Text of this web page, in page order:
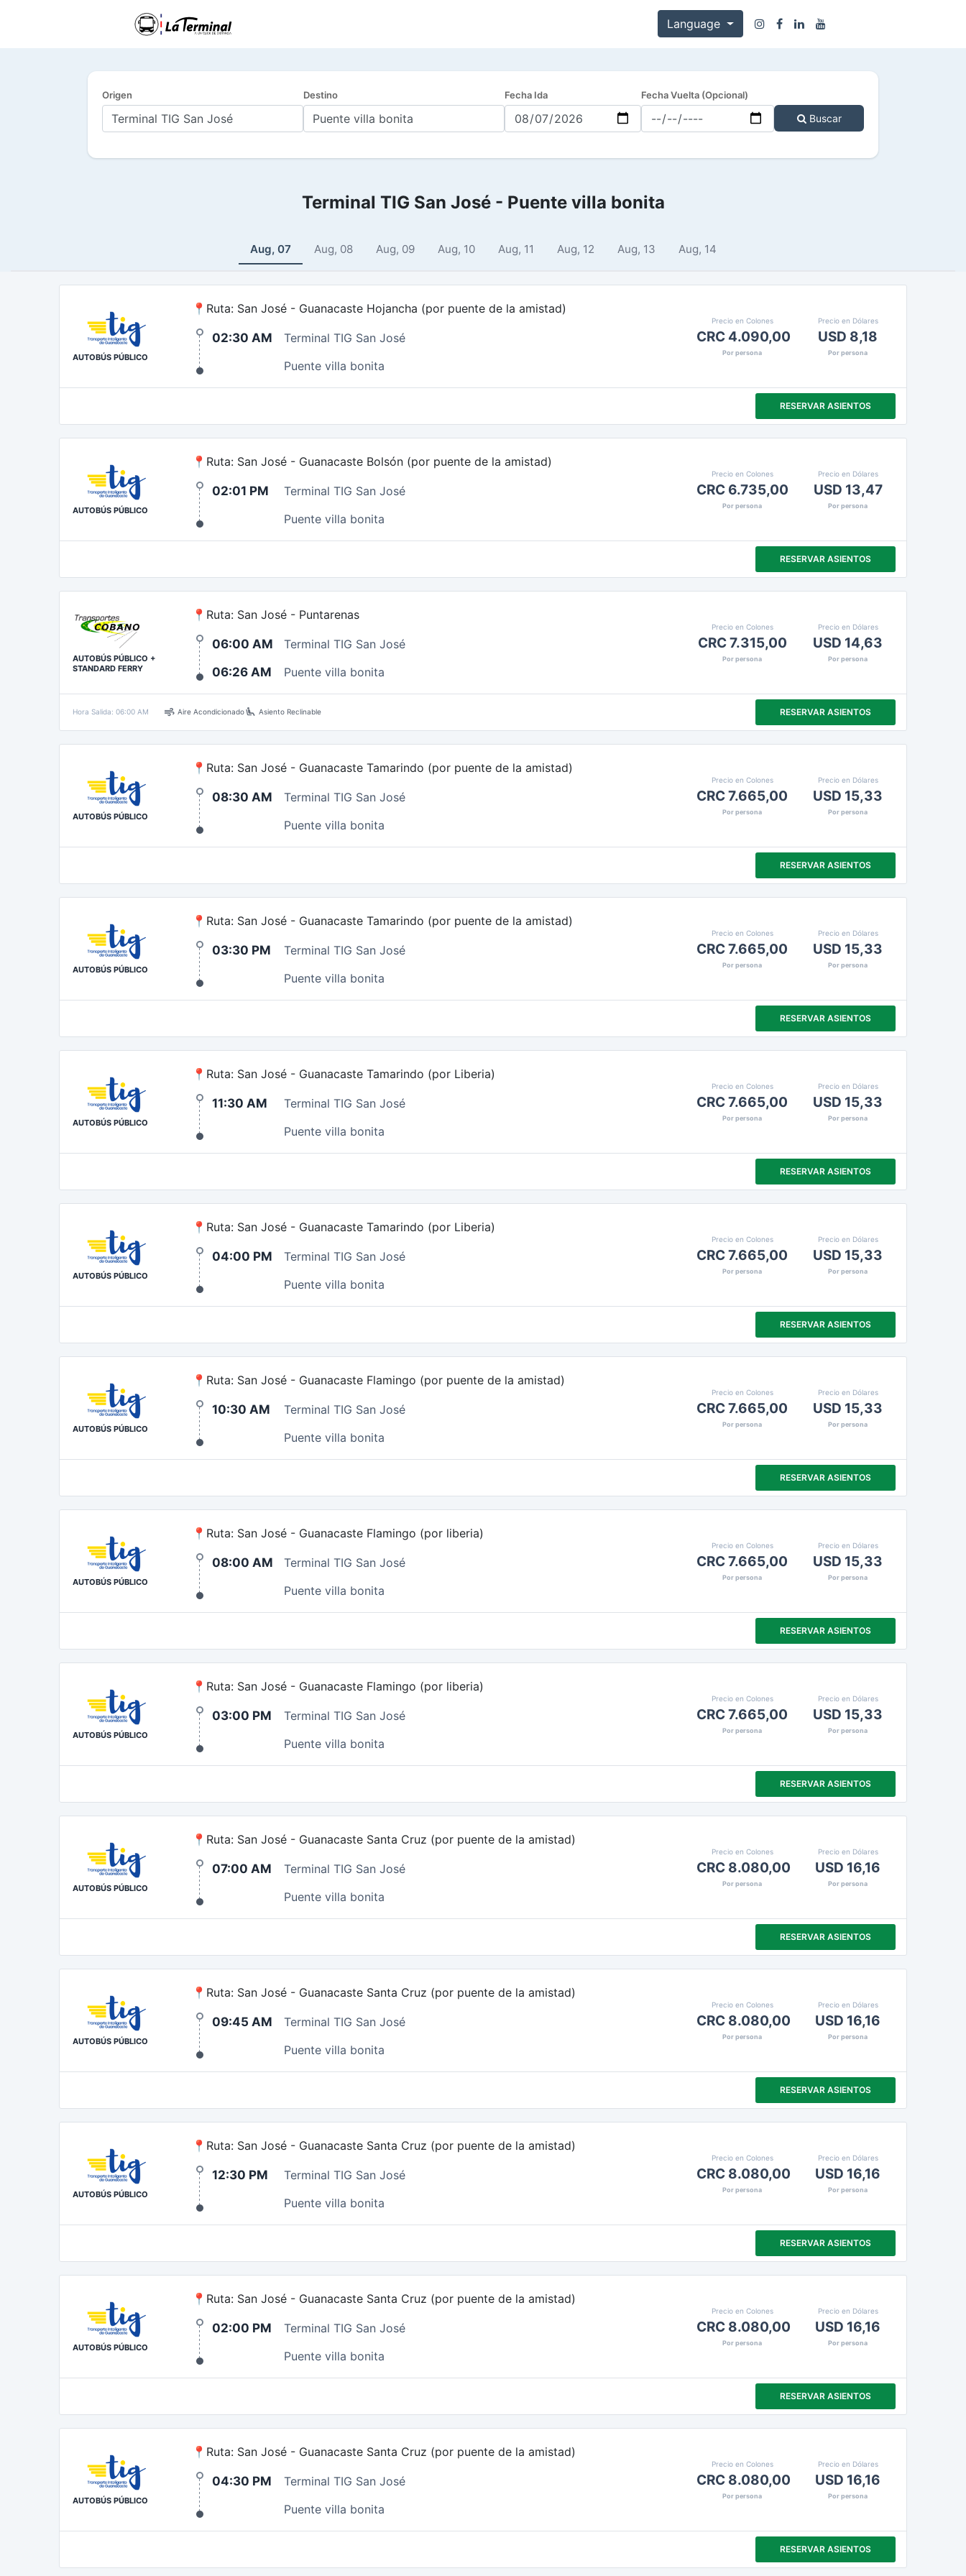
Language
Origen Destino Fecha Ida Fecha Vuelta (Opcional)
Buscar
Terminal TIG San José - Puente villa bonita
Aug, 07 Aug, 08 Aug, 09 Aug, 10 Aug, 11 Aug, 12 Aug, 13 Aug, 14
AUTOBÚS PÚBLICO
📍Ruta: San José - Guanacaste Hojancha (por puente de la amistad)
02:30 AM
Terminal TIG San José
Puente villa bonita
Precio en Colones
CRC 4.090,00
Por persona
Precio en Dólares
USD 8,18
Por persona
RESERVAR ASIENTOS
AUTOBÚS PÚBLICO
📍Ruta: San José - Guanacaste Bolsón (por puente de la amistad)
02:01 PM
Terminal TIG San José
Puente villa bonita
Precio en Colones
CRC 6.735,00
Por persona
Precio en Dólares
USD 13,47
Por persona
RESERVAR ASIENTOS
AUTOBÚS PÚBLICO +
STANDARD FERRY
📍Ruta: San José - Puntarenas
06:00 AM
Terminal TIG San José
06:26 AM
Puente villa bonita
Precio en Colones
CRC 7.315,00
Por persona
Precio en Dólares
USD 14,63
Por persona
Hora Salida: 06:00 AM air Aire Acondicionadoairline_seat_recline_extra Asiento Reclinable RESERVAR ASIENTOS
AUTOBÚS PÚBLICO
📍Ruta: San José - Guanacaste Tamarindo (por puente de la amistad)
08:30 AM
Terminal TIG San José
Puente villa bonita
Precio en Colones
CRC 7.665,00
Por persona
Precio en Dólares
USD 15,33
Por persona
RESERVAR ASIENTOS
AUTOBÚS PÚBLICO
📍Ruta: San José - Guanacaste Tamarindo (por puente de la amistad)
03:30 PM
Terminal TIG San José
Puente villa bonita
Precio en Colones
CRC 7.665,00
Por persona
Precio en Dólares
USD 15,33
Por persona
RESERVAR ASIENTOS
AUTOBÚS PÚBLICO
📍Ruta: San José - Guanacaste Tamarindo (por Liberia)
11:30 AM
Terminal TIG San José
Puente villa bonita
Precio en Colones
CRC 7.665,00
Por persona
Precio en Dólares
USD 15,33
Por persona
RESERVAR ASIENTOS
AUTOBÚS PÚBLICO
📍Ruta: San José - Guanacaste Tamarindo (por Liberia)
04:00 PM
Terminal TIG San José
Puente villa bonita
Precio en Colones
CRC 7.665,00
Por persona
Precio en Dólares
USD 15,33
Por persona
RESERVAR ASIENTOS
AUTOBÚS PÚBLICO
📍Ruta: San José - Guanacaste Flamingo (por puente de la amistad)
10:30 AM
Terminal TIG San José
Puente villa bonita
Precio en Colones
CRC 7.665,00
Por persona
Precio en Dólares
USD 15,33
Por persona
RESERVAR ASIENTOS
AUTOBÚS PÚBLICO
📍Ruta: San José - Guanacaste Flamingo (por liberia)
08:00 AM
Terminal TIG San José
Puente villa bonita
Precio en Colones
CRC 7.665,00
Por persona
Precio en Dólares
USD 15,33
Por persona
RESERVAR ASIENTOS
AUTOBÚS PÚBLICO
📍Ruta: San José - Guanacaste Flamingo (por liberia)
03:00 PM
Terminal TIG San José
Puente villa bonita
Precio en Colones
CRC 7.665,00
Por persona
Precio en Dólares
USD 15,33
Por persona
RESERVAR ASIENTOS
AUTOBÚS PÚBLICO
📍Ruta: San José - Guanacaste Santa Cruz (por puente de la amistad)
07:00 AM
Terminal TIG San José
Puente villa bonita
Precio en Colones
CRC 8.080,00
Por persona
Precio en Dólares
USD 16,16
Por persona
RESERVAR ASIENTOS
AUTOBÚS PÚBLICO
📍Ruta: San José - Guanacaste Santa Cruz (por puente de la amistad)
09:45 AM
Terminal TIG San José
Puente villa bonita
Precio en Colones
CRC 8.080,00
Por persona
Precio en Dólares
USD 16,16
Por persona
RESERVAR ASIENTOS
AUTOBÚS PÚBLICO
📍Ruta: San José - Guanacaste Santa Cruz (por puente de la amistad)
12:30 PM
Terminal TIG San José
Puente villa bonita
Precio en Colones
CRC 8.080,00
Por persona
Precio en Dólares
USD 16,16
Por persona
RESERVAR ASIENTOS
AUTOBÚS PÚBLICO
📍Ruta: San José - Guanacaste Santa Cruz (por puente de la amistad)
02:00 PM
Terminal TIG San José
Puente villa bonita
Precio en Colones
CRC 8.080,00
Por persona
Precio en Dólares
USD 16,16
Por persona
RESERVAR ASIENTOS
AUTOBÚS PÚBLICO
📍Ruta: San José - Guanacaste Santa Cruz (por puente de la amistad)
04:30 PM
Terminal TIG San José
Puente villa bonita
Precio en Colones
CRC 8.080,00
Por persona
Precio en Dólares
USD 16,16
Por persona
RESERVAR ASIENTOS